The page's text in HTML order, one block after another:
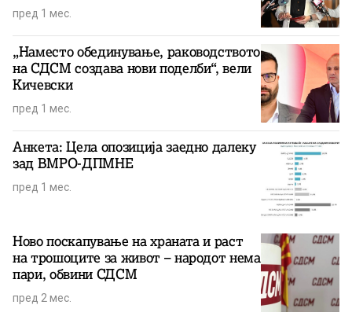
пред 1 мес.
„Наместо обединување, раководството
на СДСМ создава нови поделби“, вели
Кичевски
пред 1 мес.
Анкета: Цела опозиција заедно далеку
зад ВМРО-ДПМНЕ
пред 1 мес.
Ново поскапување на храната и раст
на трошоците за живот – народот нема
пари, обвини СДСМ
пред 2 мес.